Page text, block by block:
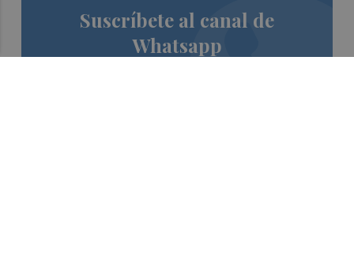
Suscríbete al canal de
Whatsapp